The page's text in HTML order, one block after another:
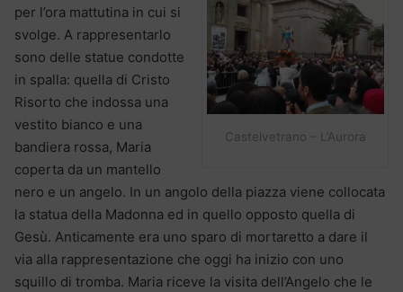
Castelvetrano – L’Aurora
per l’ora mattutina in cui si
svolge. A rappresentarlo
sono delle statue condotte
in spalla: quella di Cristo
Risorto che indossa una
vestito bianco e una
bandiera rossa, Maria
coperta da un mantello
nero e un angelo. In un angolo della piazza viene collocata
la statua della Madonna ed in quello opposto quella di
Gesù. Anticamente era uno sparo di mortaretto a dare il
via alla rappresentazione che oggi ha inizio con uno
squillo di tromba. Maria riceve la visita dell’Angelo che le